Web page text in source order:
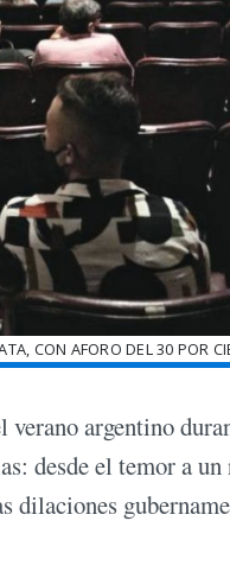
CON AFORO DEL 30 POR
argentino
desde el temor a
dilaciones